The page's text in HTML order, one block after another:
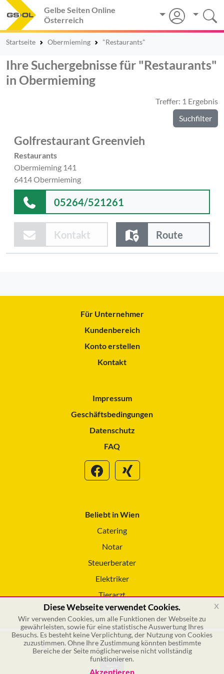
Gelbe Seiten Online
Österreich
Startseite Obermieming "Restaurants"
Ihre Suchergebnisse für "Restaurants"
in Obermieming
Treffer: 1 Ergebnis
Suchfilter
Golfrestaurant Greenvieh
Restaurants
Obermieming 141
6414 Obermieming
05264/521261
Kontakt Route
Für Unternehmer
Kundenbereich
Konto erstellen
Kontakt
Impressum
Geschäftsbedingungen
Datenschutz
FAQ
Beliebt in Wien
Catering
Notar
Steuerberater
Elektriker
Tierarzt
Reinigungsservice
© 2026 GSOL – Online Marketing GmbH
Diese Webseite verwendet Cookies.
Wir verwenden Cookies, um alle Funktionen der Webseite zu
gewährleisten, sowie für eine statistische Auswertung Ihres
Besuchs. Es besteht keine Verplichtung, der Nutzung von Cookies
zuzustimmen. Ohne Ihre Zustimmung könnten bestimmte
Bereiche der Seite möglicherweise nicht vollständig
funktionieren.
Akzeptieren
x